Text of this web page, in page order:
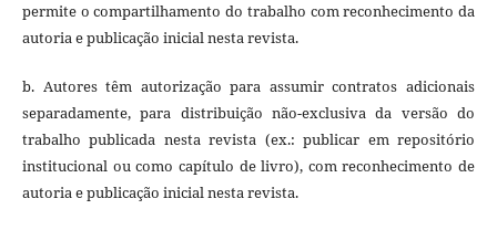
permite o compartilhamento do trabalho com reconhecimento da
autoria e publicação inicial nesta revista.
b. Autores têm autorização para assumir contratos adicionais
separadamente, para distribuição não-exclusiva da versão do
trabalho publicada nesta revista (ex.: publicar em repositório
institucional ou como capítulo de livro), com reconhecimento de
autoria e publicação inicial nesta revista.